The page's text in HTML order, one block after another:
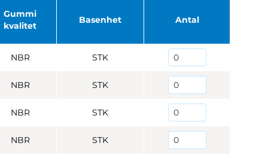
Gummi
kvalitet
Basenhet Antal
NBR STK
NBR STK
NBR STK
NBR STK